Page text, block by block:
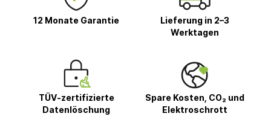
12 Monate Garantie
Lieferung in 2–3
Werktagen
TÜV-zertifizierte
Datenlöschung
Spare Kosten, CO₂ und
Elektroschrott